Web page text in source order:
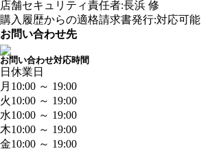
店舗セキュリティ責任者:長浜 修
購入履歴からの適格請求書発行:対応可能
お問い合わせ先
お問い合わせ対応時間
日 休業日
月 10:00 ～ 19:00
火10:00 ～ 19:00
水10:00 ～ 19:00
木10:00 ～ 19:00
金10:00 ～ 19:00